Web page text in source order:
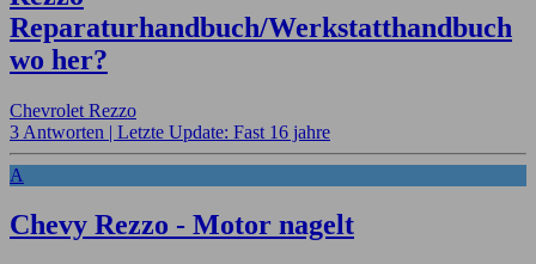
Reparaturhandbuch/Werkstatthandbuch
wo her?
Chevrolet Rezzo
3 Antworten | Letzte Update: Fast 16 jahre
A
Chevy Rezzo - Motor nagelt